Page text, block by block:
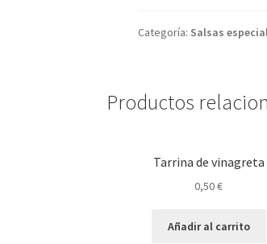
Categoría: Salsas
Productos
Tarrina de vinagreta
0,50€
Añadir al carrito